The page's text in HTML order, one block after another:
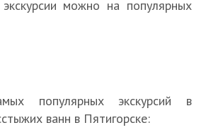
можно на популярных
популярных экскурсий в
ванн в Пятигорске: